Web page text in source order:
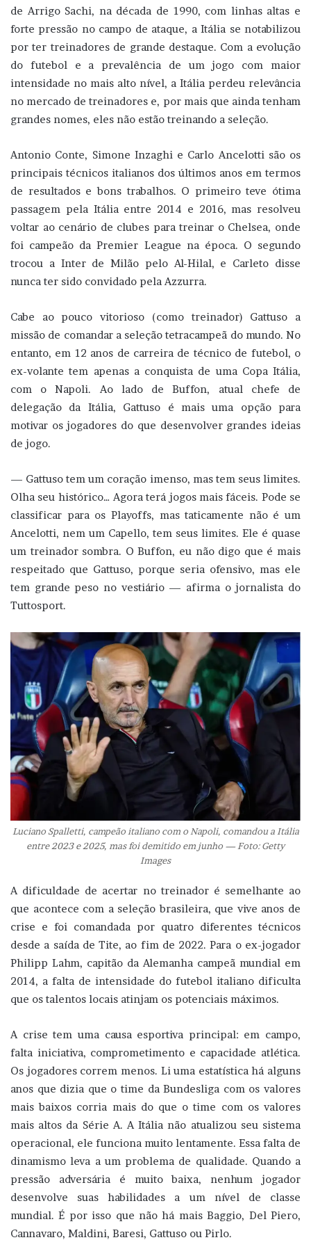
de Arrigo Sachi, na década de 1990, com linhas altas e
forte pressão no campo de ataque, a Itália se notabilizou
por ter treinadores de grande destaque. Com a evolução
do futebol e a prevalência de um jogo com maior
intensidade no mais alto nível, a Itália perdeu relevância
no mercado de treinadores e, por mais que ainda tenham
grandes nomes, eles não estão treinando a seleção.
Antonio Conte, Simone Inzaghi e Carlo Ancelotti são os
principais técnicos italianos dos últimos anos em termos
de resultados e bons trabalhos. O primeiro teve ótima
passagem pela Itália entre 2014 e 2016, mas resolveu
voltar ao cenário de clubes para treinar o Chelsea, onde
foi campeão da Premier League na época. O segundo
trocou a Inter de Milão pelo Al-Hilal, e Carleto disse
nunca ter sido convidado pela Azzurra.
Cabe ao pouco vitorioso (como treinador) Gattuso a
missão de comandar a seleção tetracampeã do mundo. No
entanto, em 12 anos de carreira de técnico de futebol, o
ex-volante tem apenas a conquista de uma Copa Itália,
com o Napoli. Ao lado de Buffon, atual chefe de
delegação da Itália, Gattuso é mais uma opção para
motivar os jogadores do que desenvolver grandes ideias
de jogo.
— Gattuso tem um coração imenso, mas tem seus limites.
Olha seu histórico… Agora terá jogos mais fáceis. Pode se
classificar para os Playoffs, mas taticamente não é um
Ancelotti, nem um Capello, tem seus limites. Ele é quase
um treinador sombra. O Buffon, eu não digo que é mais
respeitado que Gattuso, porque seria ofensivo, mas ele
tem grande peso no vestiário — afirma o jornalista do
Tuttosport.
Luciano Spalletti, campeão italiano com o Napoli, comandou a Itália
entre 2023 e 2025, mas foi demitido em junho — Foto: Getty
Images
A dificuldade de acertar no treinador é semelhante ao
que acontece com a seleção brasileira, que vive anos de
crise e foi comandada por quatro diferentes técnicos
desde a saída de Tite, ao fim de 2022. Para o ex-jogador
Philipp Lahm, capitão da Alemanha campeã mundial em
2014, a falta de intensidade do futebol italiano dificulta
que os talentos locais atinjam os potenciais máximos.
A crise tem uma causa esportiva principal: em campo,
falta iniciativa, comprometimento e capacidade atlética.
Os jogadores correm menos. Li uma estatística há alguns
anos que dizia que o time da Bundesliga com os valores
mais baixos corria mais do que o time com os valores
mais altos da Série A. A Itália não atualizou seu sistema
operacional, ele funciona muito lentamente. Essa falta de
dinamismo leva a um problema de qualidade. Quando a
pressão adversária é muito baixa, nenhum jogador
desenvolve suas habilidades a um nível de classe
mundial. É por isso que não há mais Baggio, Del Piero,
Cannavaro, Maldini, Baresi, Gattuso ou Pirlo.